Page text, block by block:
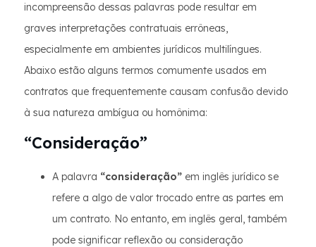
incompreensão dessas palavras pode resultar em
graves interpretações contratuais errôneas,
especialmente em ambientes jurídicos multilíngues.
Abaixo estão alguns termos comumente usados em
contratos que frequentemente causam confusão devido
à sua natureza ambígua ou homônima:
“Consideração”
A palavra “consideração” em inglês jurídico se
refere a algo de valor trocado entre as partes em
um contrato. No entanto, em inglês geral, também
pode significar reflexão ou consideração